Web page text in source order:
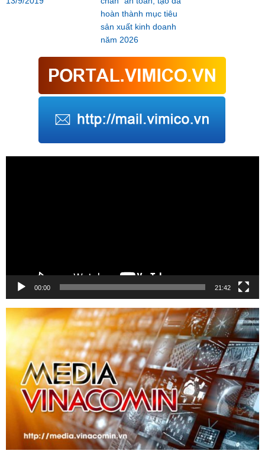
hoàn thành mục tiêu
sản xuất kinh doanh
năm 2026
00:00 21:42